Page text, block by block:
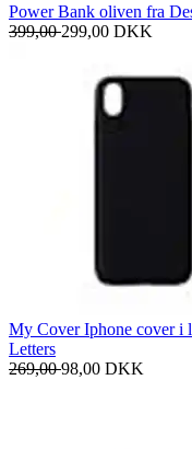
Power Bank oliven fra
399,00299,00 DKK
My Cover Iphone cover i
Letters
269,0098,00 DKK